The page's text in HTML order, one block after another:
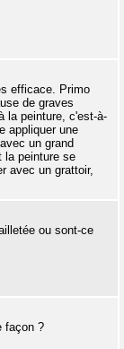
efficace. Primo
de graves
la peinture, c'est-à-
appliquer une
un grand
la peinture se
avec un grattoir,
ou sont-ce
façon ?